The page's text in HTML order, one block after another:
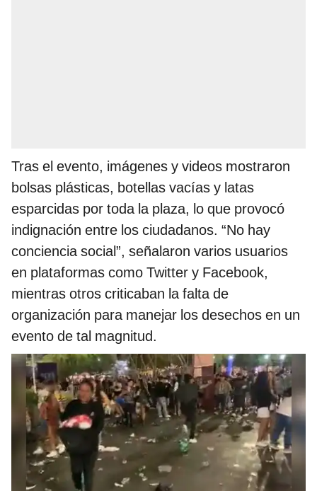
Tras el evento, imágenes y videos mostraron
bolsas plásticas, botellas vacías y latas
esparcidas por toda la plaza, lo que provocó
indignación entre los ciudadanos. “No hay
conciencia social”, señalaron varios usuarios
en plataformas como Twitter y Facebook,
mientras otros criticaban la falta de
organización para manejar los desechos en un
evento de tal magnitud.